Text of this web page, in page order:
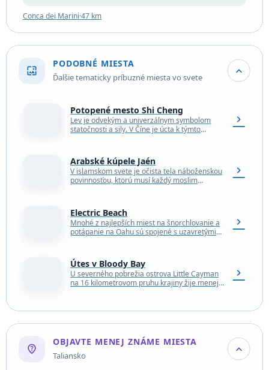
Conca dei Marini·47 km
wallpaper
PODOBNÉ MIESTA
Ďalšie tematicky príbuzné miesta vo svete expand_more
Potopené mesto Shi Cheng
Lev je odvekým a univerzálnym symbolom
statočnosti a sily. V Číne je úcta k týmto
chevron_right
Arabské kúpele Jaén
V islamskom svete je očista tela náboženskou
povinnosťou, ktorú musí každý moslim
chevron_right
Electric Beach
Mnohé z najlepších miest na šnorchlovanie a
potápanie na Oahu sú spojené s uzavretými
chevron_right
Útes v Bloody Bay
U severného pobrežia ostrova Little Cayman
na 16 kilometrovom pruhu krajiny žije menej
chevron_right
not_listed_location
OBJAVTE MENEJ ZNÁME MIESTA
Taliansko expand_more